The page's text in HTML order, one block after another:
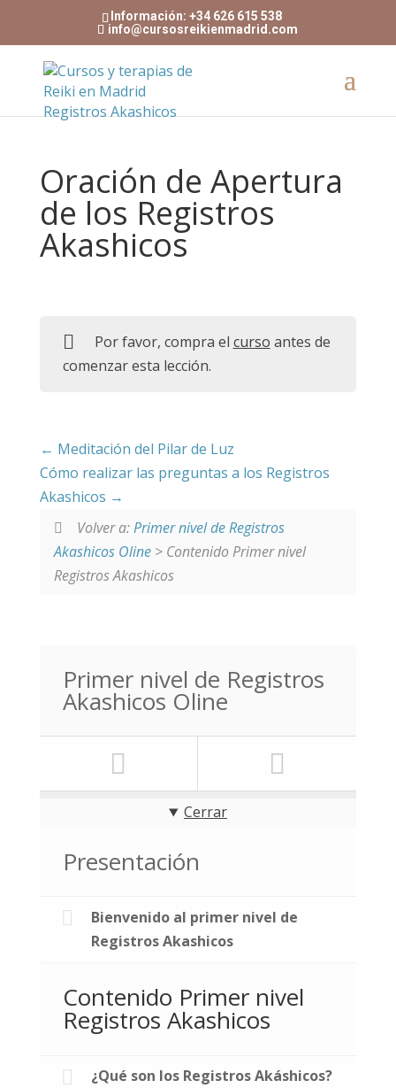
Información: +34 626 615 538
info@cursosreikienmadrid.com
Oración de Apertura
de los Registros
Akashicos
Por favor, compra el curso antes de
comenzar esta lección.
Meditación del Pilar de Luz
Cómo realizar las preguntas a los Registros
Akashicos
Volver a:Primer nivel de Registros
Akashicos Oline> Contenido Primer nivel
Registros Akashicos
Primer nivel de Registros
Akashicos Oline
Cerrar
Presentación
Bienvenido al primer nivel de
Registros Akashicos
Contenido Primer nivel
Registros Akashicos
¿Qué son los Registros Akáshicos?